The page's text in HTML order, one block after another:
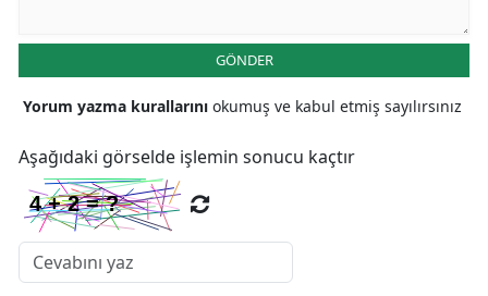
GÖNDER
Yorum yazma kurallarını okumuş ve kabul etmiş sayılırsınız
Aşağıdaki görselde işlemin sonucu kaçtır